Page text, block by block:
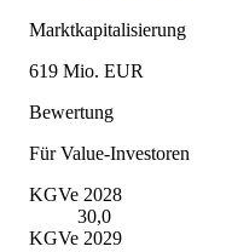
Marktkapitalisierung
619 Mio. EUR
Bewertung
Für Value-Investoren
KGVe 2028
30,0
KGVe 2029